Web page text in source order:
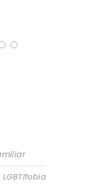
LGBTIfobia